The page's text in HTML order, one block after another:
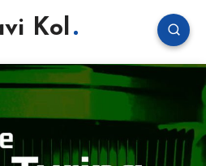
Kol